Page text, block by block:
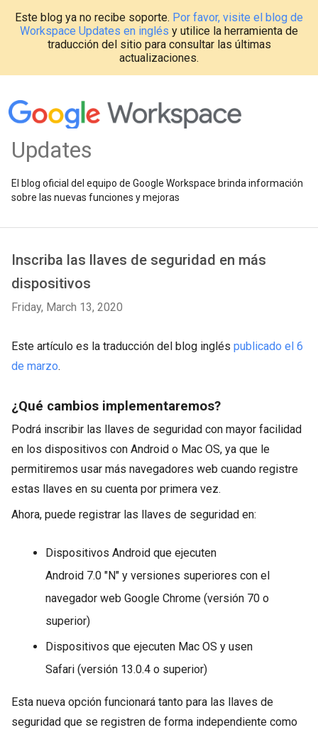
Este blog ya no recibe soporte. Por favor, visite el blog de
Workspace Updates en inglés y utilice la herramienta de
traducción del sitio para consultar las últimas
actualizaciones.
Updates
El blog oficial del equipo de Google Workspace brinda información
sobre las nuevas funciones y mejoras
Inscriba las llaves de seguridad en más
dispositivos
Friday, March 13, 2020
Este artículo es la traducción del blog inglés publicado el 6
de marzo.
¿Qué cambios implementaremos?
Podrá inscribir las llaves de seguridad con mayor facilidad
en los dispositivos con Android o Mac OS, ya que le
permitiremos usar más navegadores web cuando registre
estas llaves en su cuenta por primera vez.
Ahora, puede registrar las llaves de seguridad en:
Dispositivos Android que ejecuten
Android 7.0 "N" y versiones superiores con el
navegador web Google Chrome (versión 70 o
superior)
Dispositivos que ejecuten Mac OS y usen
Safari (versión 13.0.4 o superior)
Esta nueva opción funcionará tanto para las llaves de
seguridad que se registren de forma independiente como